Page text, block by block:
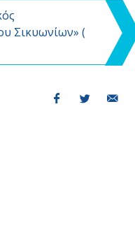
Σικυωνίων» (